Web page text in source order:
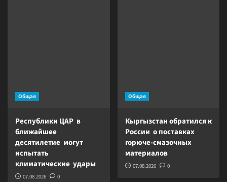
Общая
Республики ЦАР в
ближайшее
десятилетие могут
испытать
климатические удары
07.08.2026 0
Общая
Кыргызстан обратился к
России о поставках
горюче-смазочных
материалов
07.08.2026 0